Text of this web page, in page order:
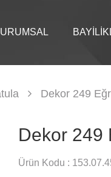
Dekor 249
Dekor 249
Ürün Kodu :